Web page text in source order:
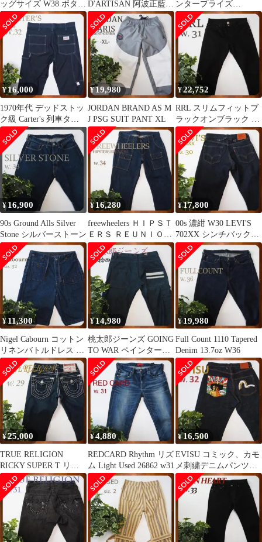
ッグサイズ W38 ボタン
裏511
D'ARTISAN 阿波正藍手
染めベイカーパンツ
1886
ンタープライズ
MODUCT B.B.D
UTILITY
¥16,000
1970年代 デッドストッ
ク級 Carter's 列車タグ
デニムペインターパン
ツ
¥ 19,980
JORDAN BRAND AS M
J PSG SUIT PANT XL
¥22,752
RRL スリムフィットブ
ラックオンブラック セ
ルビッジ ジーンズ W31
¥ 16,900
90s Ground Alls Silver
Stone シルバーストーン
¥16,280
freewheelers ＨＩＰＳＴ
ＥＲＳ ＲＥＵＮＩＯＮ
６９６ ブッシュ
¥17,800
00s 濃紺 W30 LEVI'S
702XX シンチバック付
きデニムパンツ
¥11,300
Nigel Cabourn コットン
リネンバトルドレス デ
ニムショートパンツ
¥14,980
桃太郎ジーンズ GOING
TO WAR ペインターパ
ンツ W34 ライトオンス
¥19,980
Full Count 1110 Tapered
Denim 13.7oz W36
¥25,000
TRUE RELIGION
RICKY SUPER T リッ
キースーパーティー
¥4,880
REDCARD Rhythm リズ
ム Light Used 26862 w31
¥16,500
EVISU コミック、カモ
メ刺繍デニムパンツ
W32 濃紺 2001 朱耳